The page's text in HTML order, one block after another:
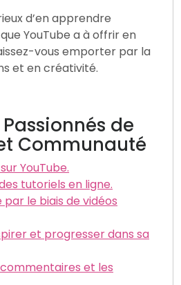
d’en apprendre
YouTube a à offrir en
vous emporter par la
et en créativité.
de
Communauté
YouTube.
tutoriels en ligne.
le biais de vidéos
et progresser dans sa
et les